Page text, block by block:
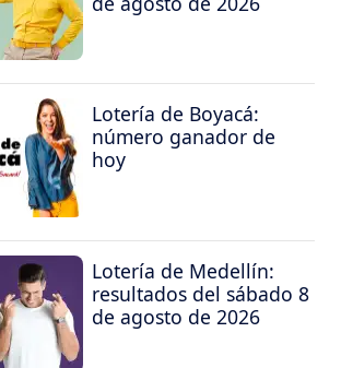
Lotería de Boyacá:
número ganador de
hoy
Lotería de Medellín:
resultados del sábado 8
de agosto de 2026